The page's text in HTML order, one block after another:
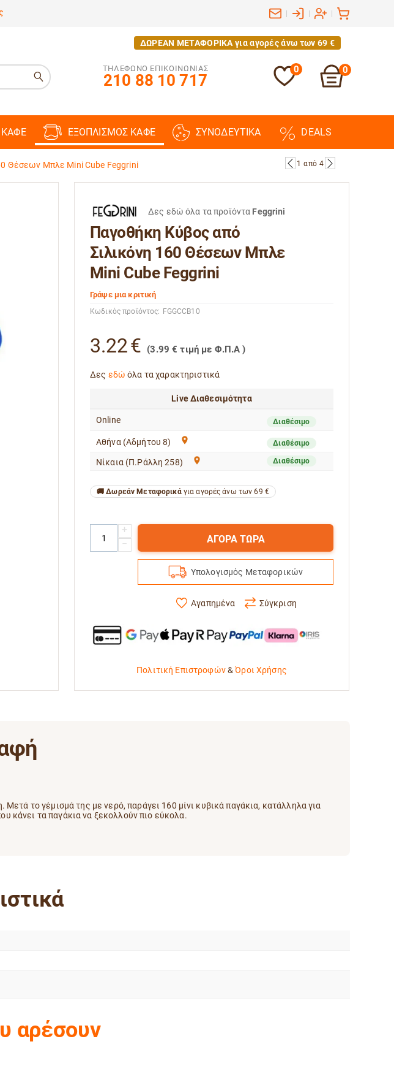
ΔΩΡΕΑΝ ΜΕΤΑΦΟΡΙΚΑ για αγορές άνω των 69 €
ΤΗΛΕΦΩΝΟ ΕΠΙΚΟΙΝΩΝΙΑΣ
210 88 10 717
0 0
ΕΞΟΠΛΙΣΜΟΣ ΚΑΦΕ ΣΥΝΟΔΕΥΤΙΚΑ DEALS
Θέσεων Μπλε Mini Cube Feggrini 1 από 4
Δες εδώ όλα τα προϊόντα Feggrini
Παγοθήκη Κύβος από
Σιλικόνη 160 Θέσεων Μπλε
Mini Cube Feggrini
Γράψε μια κριτική
Κωδικός προϊόντος: FGGCCB10
3.22€ (3.99 € τιμή με Φ.Π.Α )
Δες εδώ όλα τα χαρακτηριστικά
Live Διαθεσιμότητα
Online Διαθέσιμο
Αθήνα (Αδμήτου 8) Διαθέσιμο
Νίκαια (Π.Ράλλη 258) Διαθέσιμο
Δωρεάν Μεταφορικά για αγορές άνω των 69 €
+
−
ΑΓΟΡΑ ΤΩΡΑ
Υπολογισμός Μεταφορικών
Αγαπημένα Σύγκριση
Πολιτική Επιστροφών&Όροι Χρήσης
το γέμισμά της με νερό, παράγει 160 μίνι κυβικά παγάκια, κατάλληλα για
κάνει τα παγάκια να ξεκολλούν πιο εύκολα.
αρέσουν